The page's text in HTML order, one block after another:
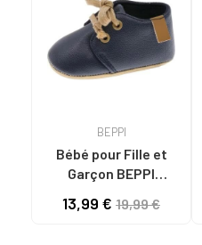
BEPPI
Bébé pour Fille et
Garçon BEPPI
13,99 € 19,99 €